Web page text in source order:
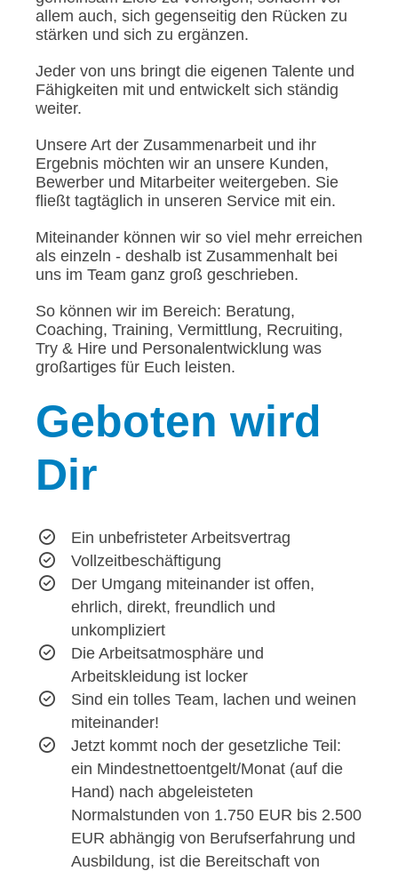
allem auch, sich gegenseitig den Rücken zu
stärken und sich zu ergänzen.
Jeder von uns bringt die eigenen Talente und
Fähigkeiten mit und entwickelt sich ständig
weiter.
Unsere Art der Zusammenarbeit und ihr
Ergebnis möchten wir an unsere Kunden,
Bewerber und Mitarbeiter weitergeben. Sie
fließt tagtäglich in unseren Service mit ein.
Miteinander können wir so viel mehr erreichen
als einzeln - deshalb ist Zusammenhalt bei
uns im Team ganz groß geschrieben.
So können wir im Bereich: Beratung,
Coaching, Training, Vermittlung, Recruiting,
Try & Hire und Personalentwicklung was
großartiges für Euch leisten.
Geboten wird
Dir
Ein unbefristeter Arbeitsvertrag
Vollzeitbeschäftigung
Der Umgang miteinander ist offen,
ehrlich, direkt, freundlich und
unkompliziert
Die Arbeitsatmosphäre und
Arbeitskleidung ist locker
Sind ein tolles Team, lachen und weinen
miteinander!
Jetzt kommt noch der gesetzliche Teil:
ein Mindestnettoentgelt/Monat (auf die
Hand) nach abgeleisteten
Normalstunden von 1.750 EUR bis 2.500
EUR abhängig von Berufserfahrung und
Ausbildung, ist die Bereitschaft von